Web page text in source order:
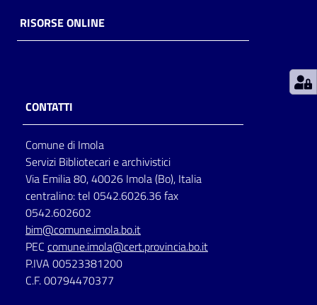
storico
per
lettura
Seguici
su
RISORSE ONLINE
CONTATTI
Comune di Imola
Servizi Bibliotecari e archivistici
Via Emilia 80, 40026 Imola (Bo), Italia
centralino: tel 0542.6026.36 fax
0542.602602
bim@comune.imola.bo.it
PEC comune.imola@cert.provincia.bo.it
P.IVA 00523381200
C.F. 00794470377